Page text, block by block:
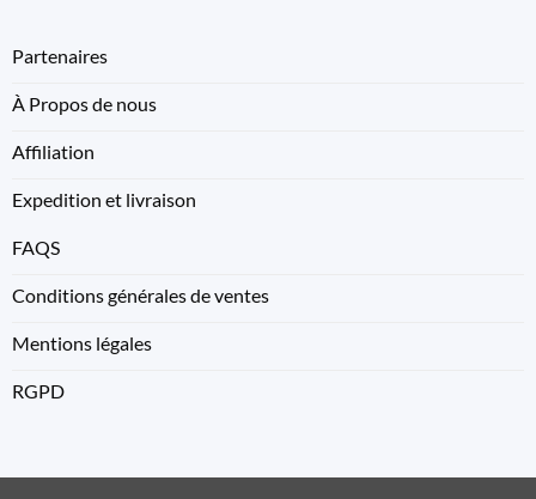
Partenaires
À Propos de nous
Affiliation
Expedition et livraison
FAQS
Conditions générales de ventes
Mentions légales
RGPD